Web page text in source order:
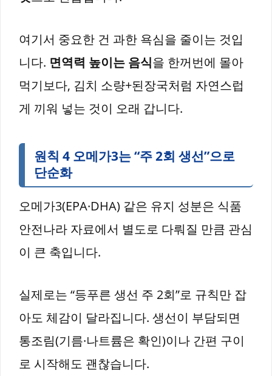
여기서 중요한 건 과한 욕심을 줄이는 것입
니다. 면역력 높이는 음식을 한꺼번에 몰아
먹기보다, 김치 소량+된장국처럼 자연스럽
게 끼워 넣는 것이 오래 갑니다.
원칙 4 오메가3는 “주 2회 생선”으로
단순화
오메가3(EPA·DHA) 같은 유지 성분은 식품
안전나라 자료에서 별도로 다뤄질 만큼 관심
이 큰 축입니다.
실제로는 “등푸른 생선 주 2회”로 규칙만 잡
아도 체감이 달라집니다. 생선이 부담되면
통조림(기름·나트륨은 확인)이나 간편 구이
로 시작해도 괜찮습니다.